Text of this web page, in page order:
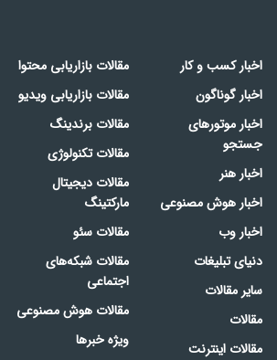
اخبار کسب و کار
اخبار گوناگون
اخبار موتورهای
جستجو
اخبار هنر
اخبار هوش مصنوعی
اخبار وب
دنیای تبلیغات
سایر مقالات
مقالات
مقالات اینترنت
مقالات بازاریابی محتوا
مقالات بازاریابی ویدیو
مقالات برندینگ
مقالات تکنولوژی
مقالات دیجیتال
مارکتینگ
مقالات سئو
مقالات شبکه‌های
اجتماعی
مقالات هوش مصنوعی
ویژه خبرها